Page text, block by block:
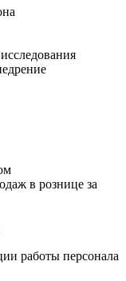
в рознице за
работы персонала